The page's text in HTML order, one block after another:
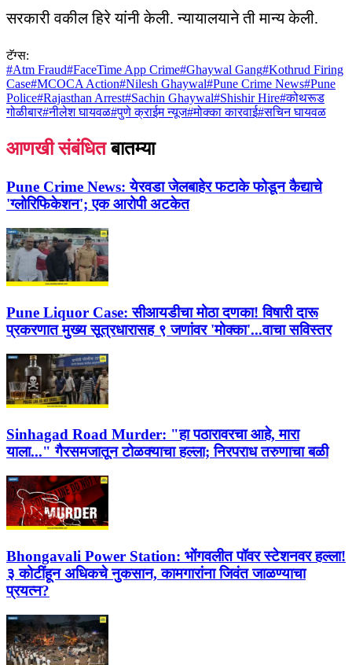
सरकारी वकील हिरे यांनी केली. न्यायालयाने ती मान्य केली.
टॅग्स:
#Atm Fraud#FaceTime App Crime#Ghaywal Gang#Kothrud Firing
Case#MCOCA Action#Nilesh Ghaywal#Pune Crime News#Pune
Police#Rajasthan Arrest#Sachin Ghaywal#Shishir Hire#कोथरूड
गोळीबार#नीलेश घायवळ#पुणे क्राईम न्यूज#मोक्का कारवाई#सचिन घायवळ
आणखी संबंधित बातम्या
Pune Crime News: येरवडा जेलबाहेर फटाके फोडून कैद्याचे
'ग्लोरिफिकेशन'; एक आरोपी अटकेत
Pune Liquor Case: सीआयडीचा मोठा दणका! विषारी दारू
प्रकरणात मुख्य सूत्रधारासह ९ जणांवर 'मोक्का'...वाचा सविस्तर
Sinhagad Road Murder: "हा पठारावरचा आहे, मारा
याला..." गैरसमजातून टोळक्याचा हल्ला; निरपराध तरुणाचा बळी
Bhongavali Power Station: भोंगवलीत पॉवर स्टेशनवर हल्ला!
३ कोटींहून अधिकचे नुकसान, कामगारांना जिवंत जाळण्याचा
प्रयत्न?